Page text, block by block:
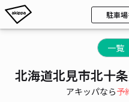
駐車
一覧
北海道北見市北十
アキッパなら予